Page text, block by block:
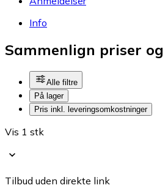
Info
Sammenlign priser
Alle filtre
På lager
Pris inkl. leveringsomkostninger
Vis 1 stk
Tilbud uden direkte link